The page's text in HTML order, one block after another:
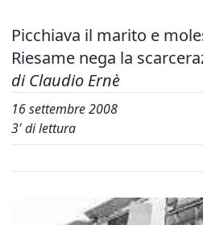
Picchiava il marito e
Riesame nega la
di Claudio Ernè
16 settembre 2008
3' di lettura